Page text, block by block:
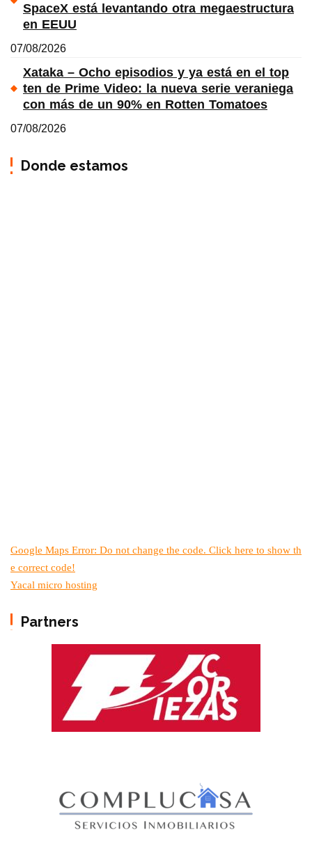
SpaceX está levantando otra megaestructura
en EEUU
07/08/2026
Xataka – Ocho episodios y ya está en el top
ten de Prime Video: la nueva serie veraniega
con más de un 90% en Rotten Tomatoes
07/08/2026
Donde estamos
Google Maps Error: Do not change the code. Click here to show th
e correct code!
Yacal micro hosting
Partners